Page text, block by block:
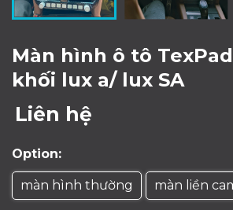
Màn hình ô tô
khối lux a/ lux SA
Liên hệ
Option:
màn hình thường màn liền